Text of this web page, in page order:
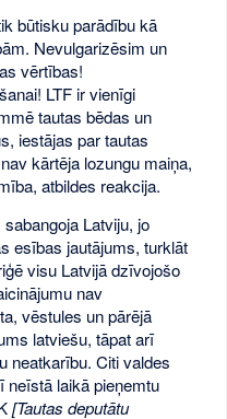
būtisku parādību kā
Nevulgarizēsim un
vērtības!
LTF ir vienīgi
tautas bēdas un
iestājas par tautas
kārtēja lozungu maiņa,
atbildes reakcija.
Latviju, jo
esības jautājums, turklāt
visu Latvijā dzīvojošo
nav
vēstules un pārējā
latviešu, tāpat arī
neatkarību. Citi valdes
neīstā laikā pieņemtu
[Tautas deputātu